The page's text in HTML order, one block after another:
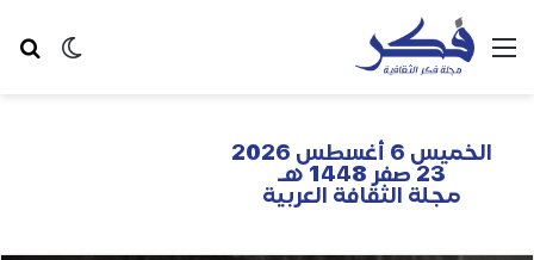
الخميس 6 أغسطس 2026
23 صفر 1448 هـ
مجلة الثقافة العربية